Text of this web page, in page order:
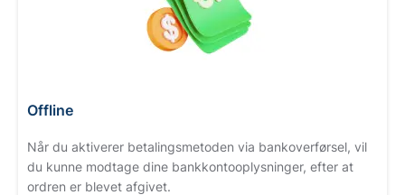
Offline
Når du aktiverer betalingsmetoden via bankoverførsel, vil
du kunne modtage dine bankkontooplysninger, efter at
ordren er blevet afgivet.